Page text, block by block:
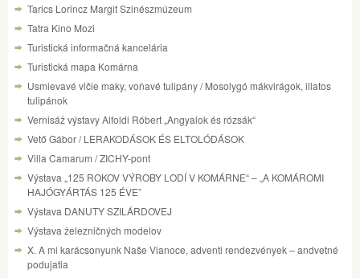
Tarics Lorincz Margit Szinészmúzeum
Tatra Kino Mozi
Turistická informačná kancelária
Turistická mapa Komárna
Usmievavé vlčie maky, voňavé tulipány / Mosolygó mákvirágok, illatos
tulipánok
Vernisáž výstavy Alfoldi Róbert „Angyalok és rózsák“
Vető Gábor / LERAKODÁSOK ÉS ELTOLÓDÁSOK
Villa Camarum / ZICHY-pont
Výstava „125 ROKOV VÝROBY LODÍ V KOMÁRNE“ – „A KOMÁROMI
HAJÓGYÁRTÁS 125 ÉVE”
Výstava DANUTY SZILÁRDOVEJ
Výstava železničných modelov
X. A mi karácsonyunk Naše Vianoce, adventi rendezvények – andvetné
podujatia